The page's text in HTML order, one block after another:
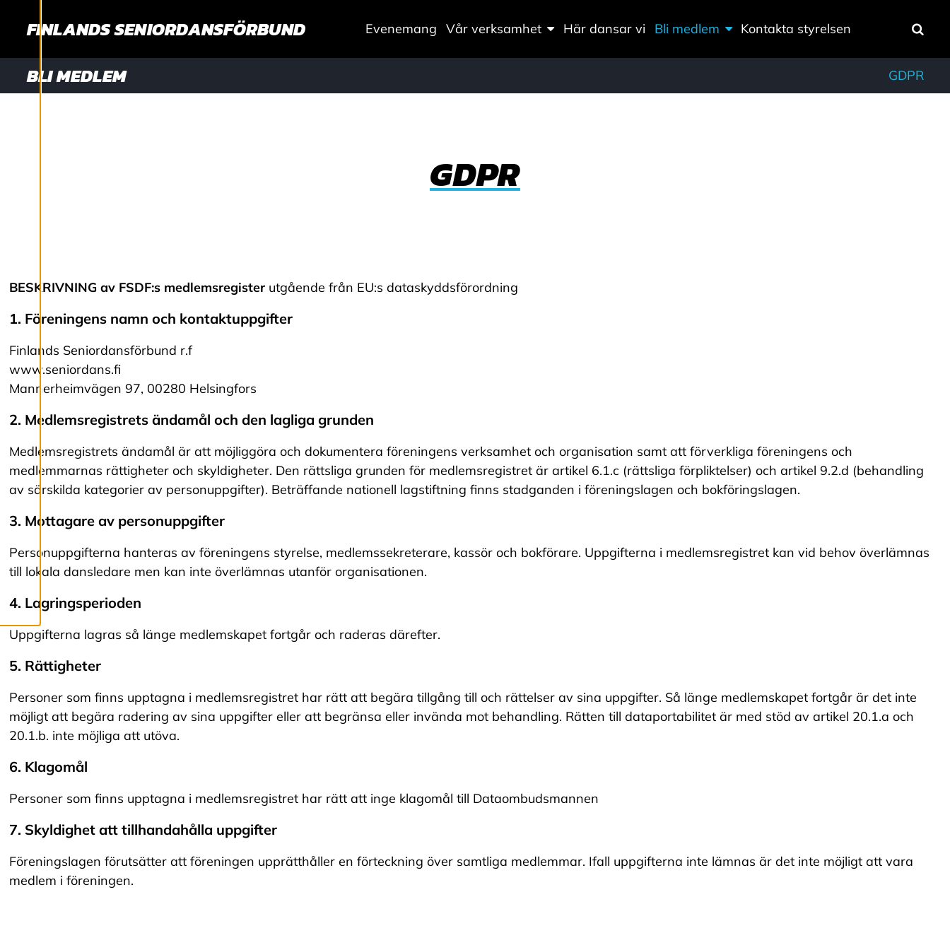
A
R
cookies kan vi
utveckla en ännu
bättre tjänst och
innehåll som är
intressant för dig.
Du har kontroll över
dina
cookiepreferenser
och kan ändra dem
när som helst. Läs
mer om våra
R
e
d
g
e
r
a
o
i
e
s
A
v
s
a
l
a
FINLANDS SENIORDANSFÖRBUND Evenemang Vår verksamhet Här dansar vi Bli medlem Kontakta styrelsen
BLI MEDLEM GDPR
GDPR
BESKRIVNING av FSDF:s medlemsregister utgående från EU:s dataskyddsförordning
1. Föreningens namn och kontaktuppgifter
Finlands Seniordansförbund r.f
www.seniordans.fi
Mannerheimvägen 97, 00280 Helsingfors
2. Medlemsregistrets ändamål och den lagliga grunden
Medlemsregistrets ändamål är att möjliggöra och dokumentera föreningens verksamhet och organisation samt att förverkliga föreningens och
medlemmarnas rättigheter och skyldigheter. Den rättsliga grunden för medlemsregistret är artikel 6.1.c (rättsliga förpliktelser) och artikel 9.2.d (behandling
av särskilda kategorier av personuppgifter). Beträffande nationell lagstiftning finns stadganden i föreningslagen och bokföringslagen.
3. Mottagare av personuppgifter
Personuppgifterna hanteras av föreningens styrelse, medlemssekreterare, kassör och bokförare. Uppgifterna i medlemsregistret kan vid behov överlämnas
till lokala dansledare men kan inte överlämnas utanför organisationen.
4. Lagringsperioden
Uppgifterna lagras så länge medlemskapet fortgår och raderas därefter.
5. Rättigheter
Personer som finns upptagna i medlemsregistret har rätt att begära tillgång till och rättelser av sina uppgifter. Så länge medlemskapet fortgår är det inte
möjligt att begära radering av sina uppgifter eller att begränsa eller invända mot behandling. Rätten till dataportabilitet är med stöd av artikel 20.1.a och
20.1.b. inte möjliga att utöva.
6. Klagomål
Personer som finns upptagna i medlemsregistret har rätt att inge klagomål till Dataombudsmannen
7. Skyldighet att tillhandahålla uppgifter
Föreningslagen förutsätter att föreningen upprätthåller en förteckning över samtliga medlemmar. Ifall uppgifterna inte lämnas är det inte möjligt att vara
medlem i föreningen.